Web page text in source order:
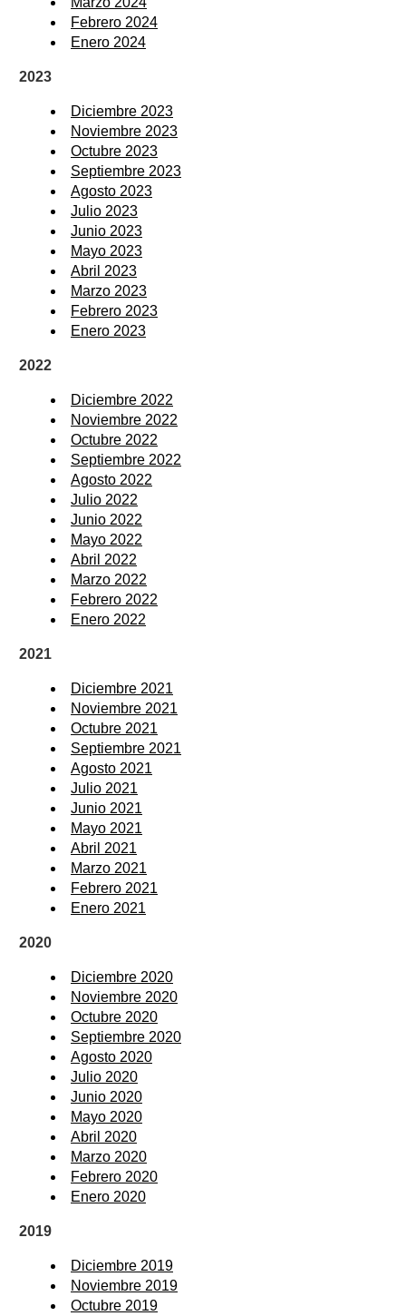
Febrero 2024
Enero 2024
2023
Diciembre 2023
Noviembre 2023
Octubre 2023
Septiembre 2023
Agosto 2023
Julio 2023
Junio 2023
Mayo 2023
Abril 2023
Marzo 2023
Febrero 2023
Enero 2023
2022
Diciembre 2022
Noviembre 2022
Octubre 2022
Septiembre 2022
Agosto 2022
Julio 2022
Junio 2022
Mayo 2022
Abril 2022
Marzo 2022
Febrero 2022
Enero 2022
2021
Diciembre 2021
Noviembre 2021
Octubre 2021
Septiembre 2021
Agosto 2021
Julio 2021
Junio 2021
Mayo 2021
Abril 2021
Marzo 2021
Febrero 2021
Enero 2021
2020
Diciembre 2020
Noviembre 2020
Octubre 2020
Septiembre 2020
Agosto 2020
Julio 2020
Junio 2020
Mayo 2020
Abril 2020
Marzo 2020
Febrero 2020
Enero 2020
2019
Diciembre 2019
Noviembre 2019
Octubre 2019